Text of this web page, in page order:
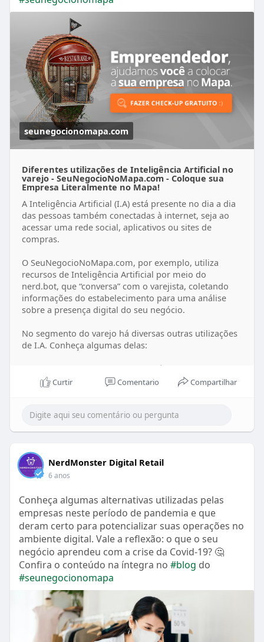
seunegocionomapa.com
Diferentes utilizações de Inteligência Artificial no
varejo - SeuNegocioNoMapa.com - Coloque sua
Empresa Literalmente no Mapa!
A Inteligência Artificial (I.A) está presente no dia a dia
das pessoas também conectadas à internet, seja ao
acessar uma rede social, aplicativos ou sites de
compras.
O SeuNegocioNoMapa.com, por exemplo, utiliza
recursos de Inteligência Artificial por meio do
nerd.bot, que “conversa” com o varejista, coletando
informações do estabelecimento para uma análise
sobre a presença digital do seu negócio.
No segmento do varejo há diversas outras utilizações
de I.A. Conheça algumas delas:
#1 Sites de empresas utilizam robôs (bots), que são
“treinados” para responderem perguntas dos clientes.
https://seunegocionomapa.com/artigo/diferentes-
Curtir Comentario Compartilhar
NerdMonster Digital Retail
6 anos
Conheça algumas alternativas utilizadas pelas
empresas neste período de pandemia e que
deram certo para potencializar suas operações no
ambiente digital. Vale a reflexão: o que o seu
negócio aprendeu com a crise da Covid-19? 🤔
Confira o conteúdo na íntegra no #blog do
#seunegocionomapa